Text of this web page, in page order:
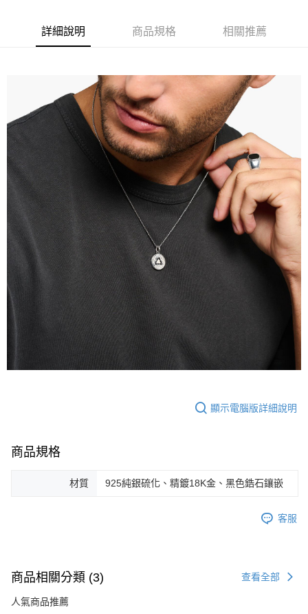
詳細說明 商品規格 相關推薦
顯示電腦版詳細說明
商品規格
材質 925純銀硫化、精鍍18K金、黑色鋯石鑲嵌
客服
商品相關分類 (3) 查看全部
人氣商品推薦